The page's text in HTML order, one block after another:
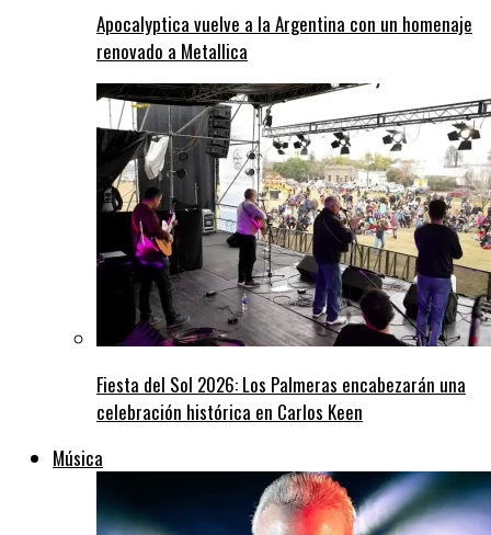
Apocalyptica vuelve a la Argentina con un homenaje
renovado a Metallica
Fiesta del Sol 2026: Los Palmeras encabezarán una
celebración histórica en Carlos Keen
Música